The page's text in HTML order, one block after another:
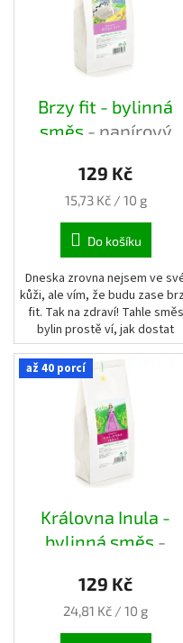
Brzy fit - bylinná
směs - papírový
129 Kč
Měrná
15,73 Kč / 10 g
Do košíku
Dneska zrovna nejsem ve
kůži, ale vím, že budu zase
fit. Tak na zdraví! Tahle směs
bylin prostě ví, jak dostat
člověka na nohy.
až 40 porcí
Královna Inula -
bylinná směs -
129 Kč
Měrná
24,81 Kč / 10 g